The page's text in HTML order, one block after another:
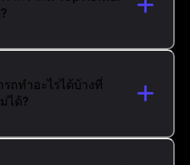
ถทำอะไรได้บ้างที่
ได้?